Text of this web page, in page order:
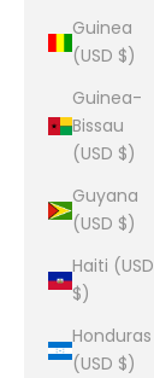
Guinea
(USD $)
Guinea-
Bissau
(USD $)
Guyana
(USD $)
Haiti (USD
$)
Honduras
(USD $)